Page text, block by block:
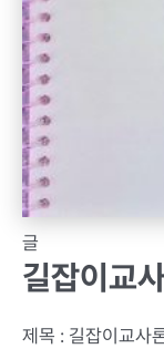
글
길잡이교
제목 : 길잡이교사